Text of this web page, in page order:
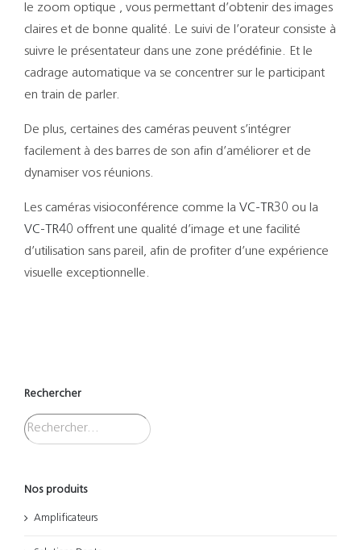
le zoom optique , vous permettant d’obtenir des images
claires et de bonne qualité. Le suivi de l’orateur consiste à
suivre le présentateur dans une zone prédéfinie. Et le
cadrage automatique va se concentrer sur le participant
en train de parler.
De plus, certaines des caméras peuvent s’intégrer
facilement à des barres de son afin d’améliorer et de
dynamiser vos réunions.
Les caméras visioconférence comme la VC-TR30 ou la
VC-TR40 offrent une qualité d’image et une facilité
d’utilisation sans pareil, afin de profiter d’une expérience
visuelle exceptionnelle.
Rechercher
Nos produits
Amplificateurs